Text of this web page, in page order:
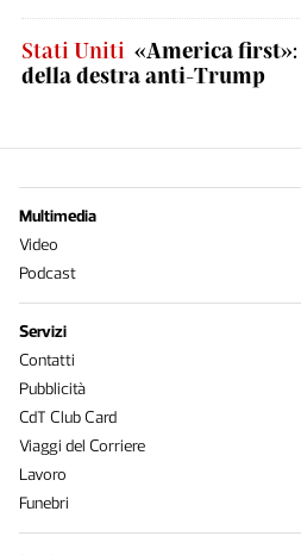
Stati Uniti «America
della destra anti-Trump
Multimedia
Video
Podcast
Servizi
Contatti
Pubblicità
CdT Club Card
Viaggi del Corriere
Lavoro
Funebri